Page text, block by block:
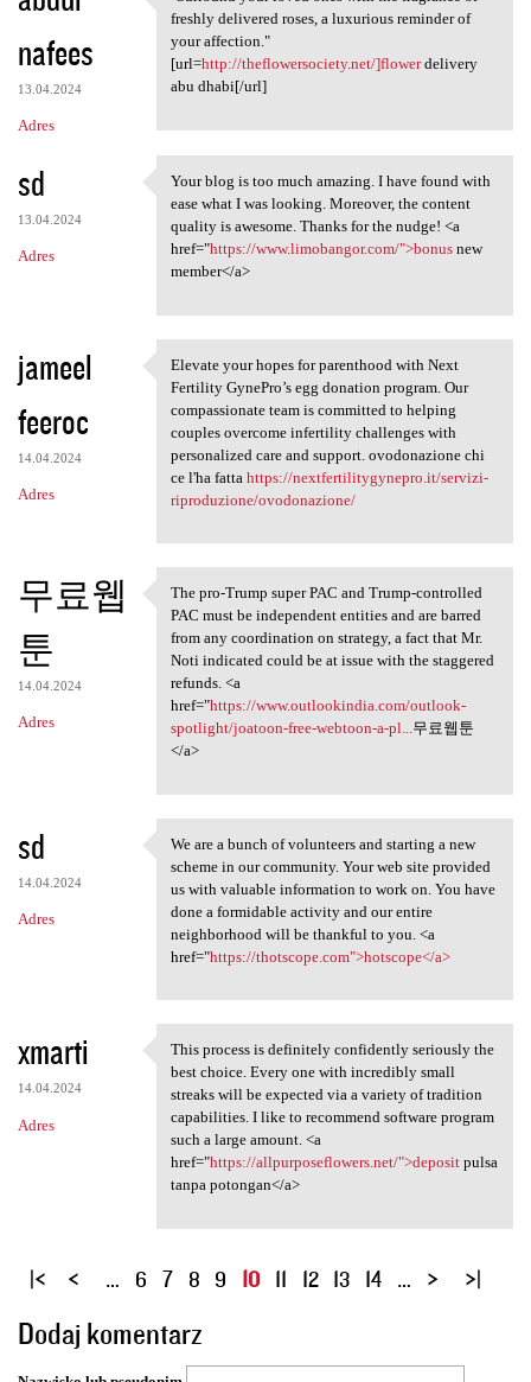
nafees
13.04.2024
Adres
"Surround your loved ones
freshly delivered roses, a luxurious reminder of
your affection."
[url=http://theflowersociety.net/]flowerdelivery
abu dhabi[/url]
sd
13.04.2024
Adres
Your blog is too much amazing
Your blog is too much amazing. I have found with
ease what I was looking. Moreover, the content
quality is awesome. Thanks for the nudge! <a
href="https://www.limobangor.com/">bonusnew
member</a>
jameel
feeroc
14.04.2024
Adres
Elevate your hopes for
Elevate your hopes for parenthood with Next
Fertility GynePro’s egg donation program. Our
compassionate team is committed to helping
couples overcome infertility challenges with
personalized care and support. ovodonazione chi
ce l'ha fatta https://nextfertilitygynepro.it/servizi-
riproduzione/ovodonazione/
무료웹
툰
14.04.2024
Adres
The pro-Trump super PAC and
The pro-Trump super PAC and Trump-controlled
PAC must be independent entities and are barred
from any coordination on strategy, a fact that Mr.
Noti indicated could be at issue with the staggered
refunds. <a
href="https://www.outlookindia.com/outlook-
spotlight/joatoon-free-webtoon-a-pl...무료웹툰
</a>
sd
14.04.2024
Adres
We are a bunch of volunteers
We are a bunch of volunteers and starting a new
scheme in our community. Your web site provided
us with valuable information to work on. You have
done a formidable activity and our entire
neighborhood will be thankful to you. <a
href="https://thotscope.com">hotscope</a>
xmarti
14.04.2024
Adres
This process is definitely
This process is definitely confidently seriously the
best choice. Every one with incredibly small
streaks will be expected via a variety of tradition
capabilities. I like to recommend software program
such a large amount. <a
href="https://allpurposeflowers.net/">depositpulsa
tanpa potongan</a>
S
r
o
… 6 7 8 9 10 11 12 13 14 …
Dodaj komentarz